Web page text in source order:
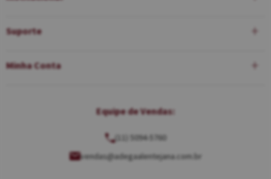
Suporte
Minha Conta
Equipe de Vendas:
(11) 5094-5760
vendas@adegaalentejana.com.br